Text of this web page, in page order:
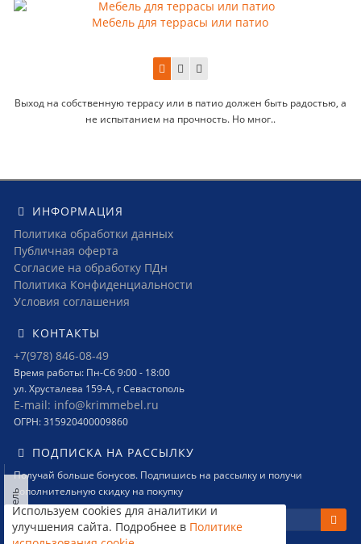
Мебель для террасы или патио
Выход на собственную террасу или в патио должен быть радостью, а
не испытанием на прочность. Но мног..
Используем cookies для аналитики и
улучшения сайта. Подробнее в Политике
ИНФОРМАЦИЯ
Политика обработки данных
Публичная оферта
Согласие на обработку ПДн
Политика Конфиденциальности
Условия соглашения
КОНТАКТЫ
+7(978) 846-08-49
Время работы: Пн-Сб 9:00 - 18:00
ул. Хрусталева 159-А, г Севастополь
E-mail: info@krimmebel.ru
ОГРН: 315920400009860
ПОДПИСКА НА РАССЫЛКУ
Получай больше бонусов. Подпишись на рассылку и получи
дополнительную скидку на покупку
Левая панель